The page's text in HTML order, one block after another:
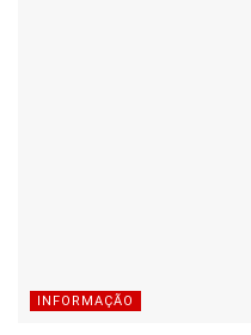
INFORMAÇÃO